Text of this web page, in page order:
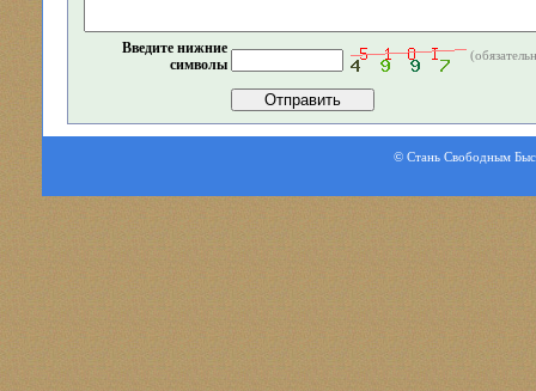
Введите нижние
символы
© Стань Свободным